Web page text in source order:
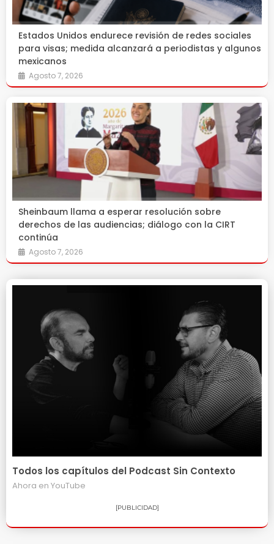
Estados Unidos endurece revisión de redes sociales
para visas; medida alcanzará a periodistas y algunos
mexicanos
Agosto 7, 2026
Sheinbaum llama a esperar resolución sobre
derechos de las audiencias; diálogo con la CIRT
continúa
Agosto 7, 2026
Todos los capítulos del Podcast Sin Contexto
Ahora en YouTube
[PUBLICIDAD]